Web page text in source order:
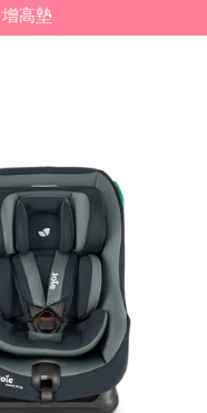
高墊